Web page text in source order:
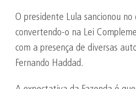
O presidente Lula sancionou
convertendo-o na Lei
com a presença de diversas
Fernando Haddad.